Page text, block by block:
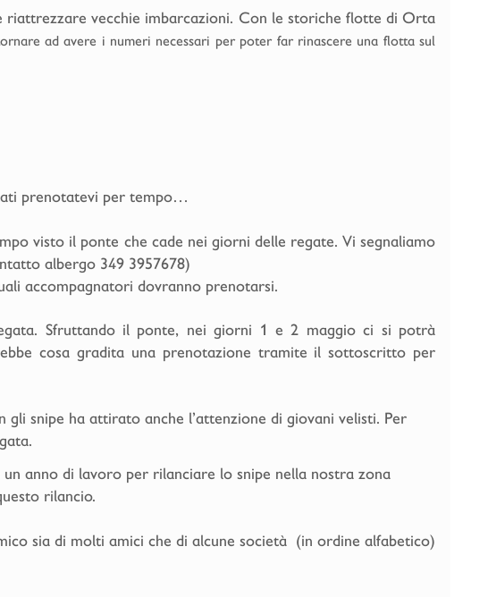
vecchie imbarcazioni. Con le storiche flotte di Orta
ad avere i numeri necessari per poter far rinascere una flotta sul
prenotatevi per tempo…
visto il ponte che cade nei giorni delle regate. Vi segnaliamo
albergo 349 3957678)
accompagnatori dovranno prenotarsi.
Sfruttando il ponte, nei giorni 1 e 2 maggio ci si potrà
cosa gradita una prenotazione tramite il sottoscritto per
snipe ha attirato anche l’attenzione di giovani velisti. Per
anno di lavoro per rilanciare lo snipe nella nostra zona
rilancio.
sia di molti amici che di alcune società (in ordine alfabetico)